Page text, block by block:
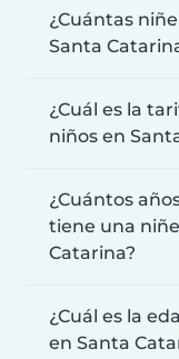
¿Cuántas
Santa
¿Cuál es la
niños en
¿Cuántos
tiene una
Catarina?
¿Cuál es la
en Santa